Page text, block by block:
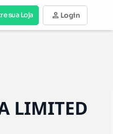
sua Loja person Login
LIMITED